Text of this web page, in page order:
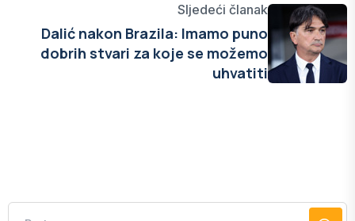
Sljedeći članak
Dalić nakon Brazila: Imamo puno
dobrih stvari za koje se možemo
uhvatiti